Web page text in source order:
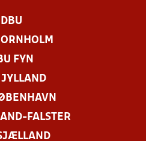
DBU
FYN
JYLLAND
FALSTER